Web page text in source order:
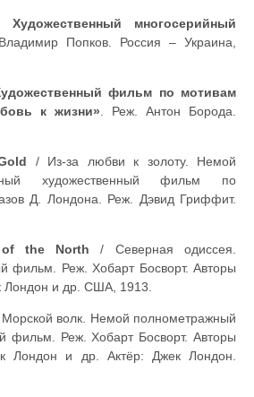
Художественный многосерийный
Попков. Россия – Украина,
фильм по мотивам
к жизни» . Реж. Антон Борода.
/ Из-за любви к золоту. Немой
художественный фильм по
Д. Лондона. Реж. Дэвид Гриффит.
the North / Северная одиссея.
фильм. Реж. Хобарт Босворт. Авторы
Лондон и др. США, 1913.
волк. Немой полнометражный
фильм. Реж. Хобарт Босворт. Авторы
Лондон и др. Актёр: Джек Лондон.